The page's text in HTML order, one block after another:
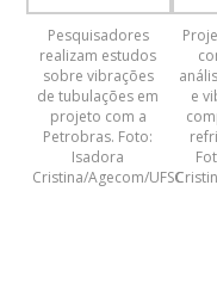
Pesquisadores
realizam estudos
sobre vibrações
de tubulações em
projeto com a
Petrobras. Foto:
Isadora
Cristina/Agecom/UFSC
e